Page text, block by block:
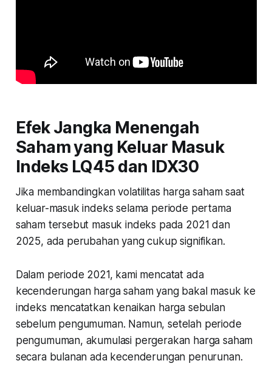
Efek Jangka Menengah
Saham yang Keluar Masuk
Indeks LQ45 dan IDX30
Jika membandingkan volatilitas harga saham saat
keluar-masuk indeks selama periode pertama
saham tersebut masuk indeks pada 2021 dan
2025, ada perubahan yang cukup signifikan.
Dalam periode 2021, kami mencatat ada
kecenderungan harga saham yang bakal masuk ke
indeks mencatatkan kenaikan harga sebulan
sebelum pengumuman. Namun, setelah periode
pengumuman, akumulasi pergerakan harga saham
secara bulanan ada kecenderungan penurunan.